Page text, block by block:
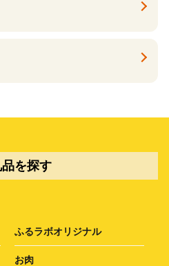
を探す
ふるラボオリジナル
お肉